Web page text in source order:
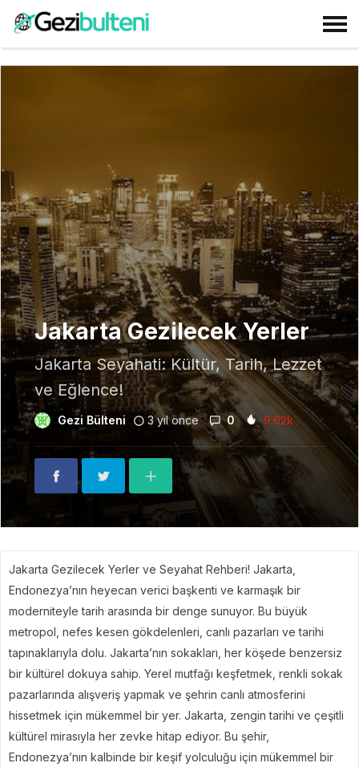
Jakarta Gezilecek Yerler
Jakarta Seyahati: Kültür, Tarih, Lezzet
ve Eğlence!
Gezi Bülteni 3 yıl önce 0 9.62k
Jakarta Gezilecek Yerler ve Seyahat Rehberi! Jakarta,
Endonezya’nın heyecan verici başkenti ve karmaşık bir
moderniteyle tarih arasında bir denge sunuyor. Bu büyük
metropol, nefes kesen gökdelenleri, canlı pazarları ve tarihi
tapınaklarıyla dolu. Jakarta’nın sokakları, her köşede benzersiz
bir kültürel dokuya sahip. Yerel mutfağı keşfetmek, renkli sokak
pazarlarında alışveriş yapmak ve şehrin canlı atmosferini
hissetmek için mükemmel bir yer. Jakarta, zengin tarihi ve çeşitli
kültürel mirasıyla her zevke hitap ediyor. Bu şehir,
Endonezya’nın kalbinde bir keşif yolculuğu için mükemmel bir